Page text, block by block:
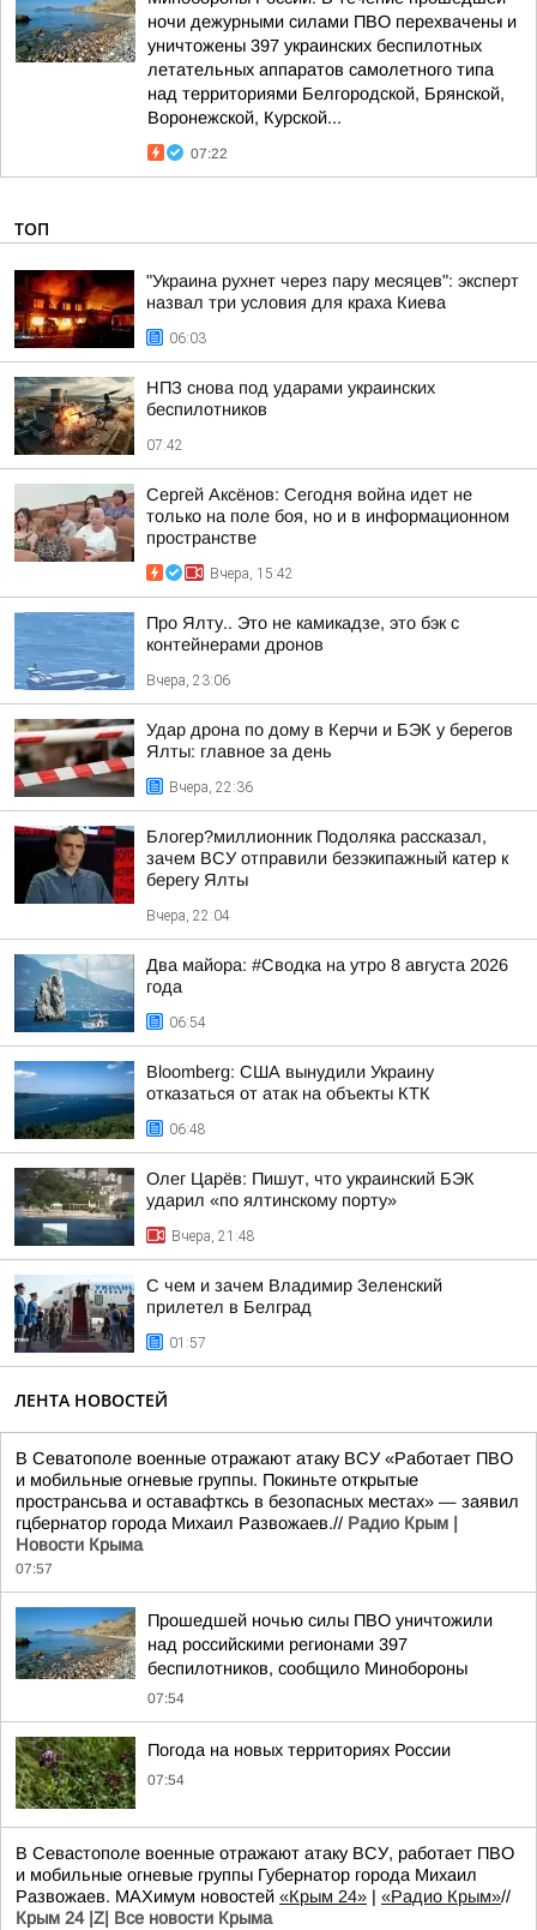
ночи дежурными силами ПВО перехвачены и
уничтожены 397 украинских беспилотных
летательных аппаратов самолетного типа
над территориями Белгородской, Брянской,
Воронежской, Курской...
07:22
ТОП
"Украина рухнет через пару месяцев": эксперт
назвал три условия для краха Киева
06:03
НПЗ снова под ударами украинских
беспилотников
07:42
Сергей Аксёнов: Сегодня война идет не
только на поле боя, но и в информационном
пространстве
Вчера, 15:42
Про Ялту.. Это не камикадзе, это бэк с
контейнерами дронов
Вчера, 23:06
Удар дрона по дому в Керчи и БЭК у берегов
Ялты: главное за день
Вчера, 22:36
Блогер?миллионник Подоляка рассказал,
зачем ВСУ отправили безэкипажный катер к
берегу Ялты
Вчера, 22:04
Два майора: #Сводка на утро 8 августа 2026
года
06:54
Bloomberg: США вынудили Украину
отказаться от атак на объекты КТК
06:48
Олег Царёв: Пишут, что украинский БЭК
ударил «по ялтинскому порту»
Вчера, 21:48
С чем и зачем Владимир Зеленский
прилетел в Белград
01:57
ЛЕНТА НОВОСТЕЙ
В Севатополе военные отражают атаку ВСУ «Работает ПВО
и мобильные огневые группы. Покиньте открытые
пространсьва и оставафтксь в безопасных местах» — заявил
гцбернатор города Михаил Развожаев.// Радио Крым |
Новости Крыма
07:57
Прошедшей ночью силы ПВО уничтожили
над российскими регионами 397
беспилотников, сообщило Минобороны
07:54
Погода на новых территориях России
07:54
В Севастополе военные отражают атаку ВСУ, работает ПВО
и мобильные огневые группы Губернатор города Михаил
Развожаев. MAXимум новостей «Крым 24» | «Радио Крым»//
Крым 24 |Z| Все новости Крыма